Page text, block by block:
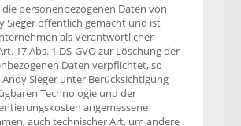
personenbezogenen Daten von
Sieger öffentlich gemacht und ist
als Verantwortlicher
17 Abs. 1 DS-GVO zur Löschung der
Daten verpflichtet, so
Sieger unter Berücksichtigung
Technologie und der
angemessene
auch technischer Art, um andere